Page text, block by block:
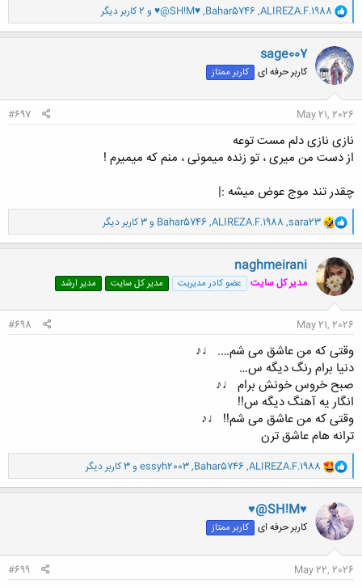
و
ا
ک
ن
ش
ه
ا
ALIREZA.F.1988
,
Bahar5746
,
♥@SH!M♥ و 2 کاربر دیگر
sage007
کاربر حرفه ای کاربر ممتاز
May 21, 2026
#697
نازی نازی دلم مست توعه
از دست من میری ، تو زنده میمونی ، منم که میمیرم !
چقدر تند موج عوض میشه :|
و
ا
ک
ش
ه
:
sara23
,
ALIREZA.F.1988
,
Bahar5746 و 3 کاربر دیگر
naghmeirani
مدیر کل سایت عضو کادر مدیریت مدیر کل سایت مدیر ارشد
May 21, 2026
#698
وقتی که من عاشق می شم…. ♩♪
دنیا برام رنگ دیگه س…
صبح خروس خونش برام ♩♪
انگار یه آهنگ دیگه س!!
وقتی که من عاشق می شم!! ♩♪
ترانه هام عاشق ترن
و
ا
ک
ش
ه
:
ALIREZA.F.1988
,
Bahar5746
,
essyh2003 و 3 کاربر دیگر
♥@SH!M♥
کاربر حرفه ای کاربر ممتاز
May 22, 2026
#699